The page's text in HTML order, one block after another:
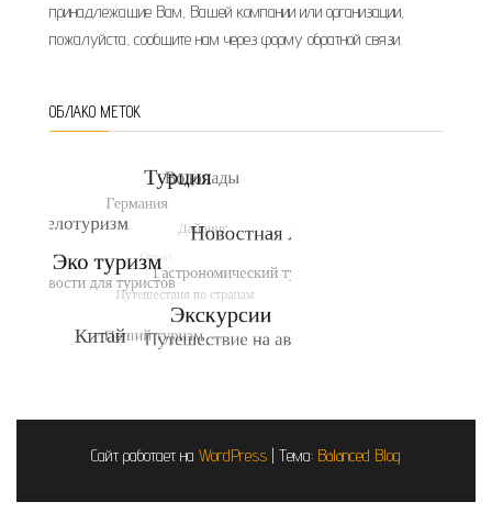
принадлежащие Вам, Вашей компании или организации,
пожалуйста, сообщите нам через форму обратной связи.
ОБЛАКО МЕТОК
Сайт работает на WordPress | Тема: Balanced Blog